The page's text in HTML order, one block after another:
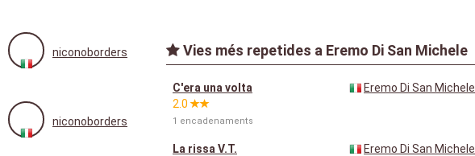
niconoborders
niconoborders
Vies més repetides a Eremo Di San Michele
C'era una volta
2.0
1 encadenaments
Eremo Di San Michele
La rissa V.T.
Eremo Di San Michele